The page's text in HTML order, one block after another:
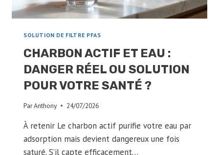
SOLUTION DE FILTRE PFAS
CHARBON ACTIF ET EAU :
DANGER RÉEL OU SOLUTION
POUR VOTRE SANTÉ ?
ParAnthony 24/07/2026
À retenir Le charbon actif purifie votre eau par
adsorption mais devient dangereux une fois
saturé. S’il capte efficacement…